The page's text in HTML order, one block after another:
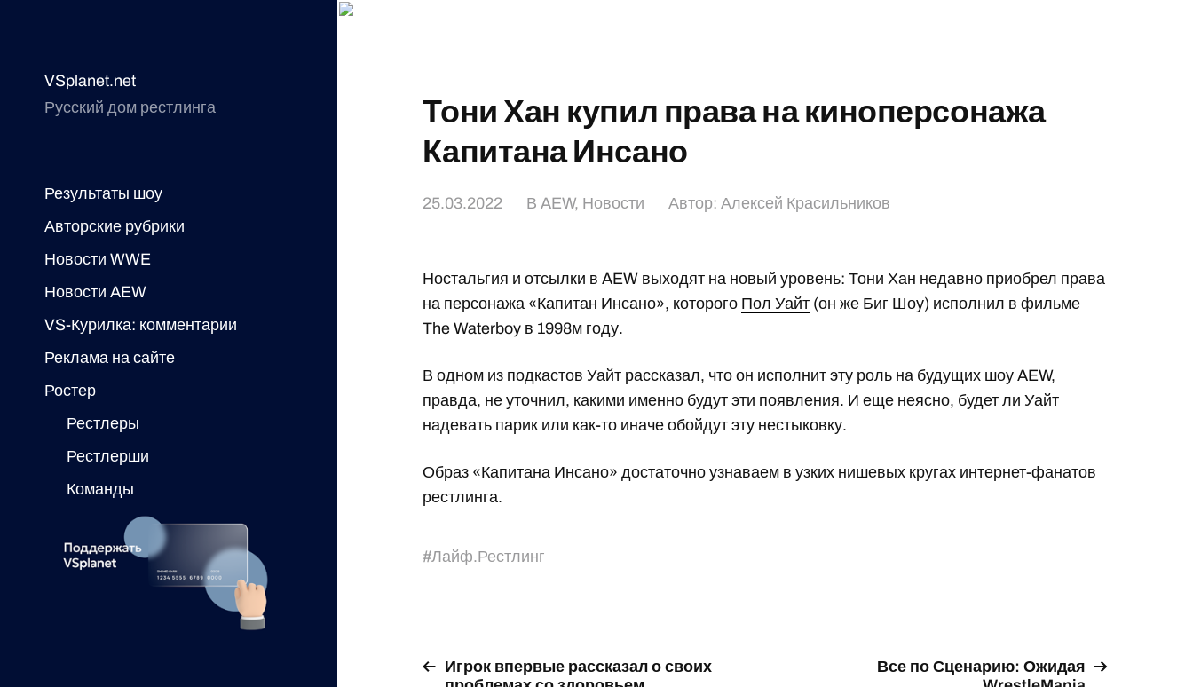
VSplanet.net
Русский дом рестлинга
Результаты шоу
Авторские рубрики
Новости WWE
Новости AEW
VS-Курилка: комментарии
Реклама на сайте
Ростер
Рестлеры
Рестлерши
Команды
Тони Хан купил права на киноперсонажа
Капитана Инсано
25.03.2022 ВAEW, Новости Автор:Алексей Красильников
Ностальгия и отсылки в AEW выходят на новый уровень:Тони Хан недавно приобрел права
на персонажа «Капитан Инсано», которого Пол Уайт (он же Биг Шоу) исполнил в фильме
The Waterboy в 1998м году.
В одном из подкастов Уайт рассказал, что он исполнит эту роль на будущих шоу AEW,
правда, не уточнил, какими именно будут эти появления. И еще неясно, будет ли Уайт
надевать парик или как-то иначе обойдут эту нестыковку.
Образ «Капитана Инсано» достаточно узнаваем в узких нишевых кругах интернет-фанатов
рестлинга.
#Лайф.Рестлинг
Игрок впервые рассказал о своих
Все по Сценарию: Ожидая